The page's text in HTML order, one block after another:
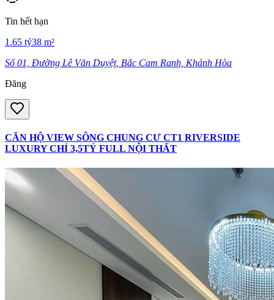
Tin hết hạn
1.65 tỷ38 m²
Số 01, Đường Lê Văn Duyệt, Bắc Cam Ranh, Khánh Hòa
Đăng
CĂN HỘ VIEW SÔNG CHUNG CƯ CT1 RIVERSIDE
LUXURY CHỈ 3,5TỶ FULL NỘI THẤT